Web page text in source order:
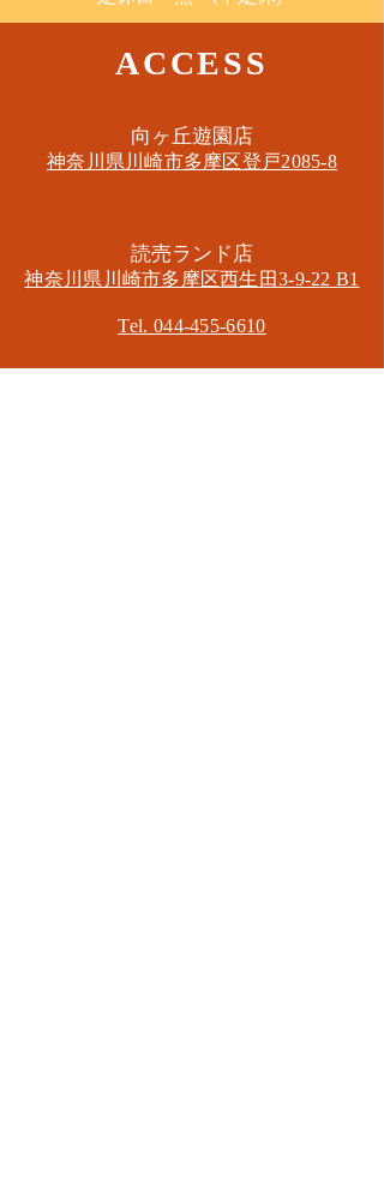
ACCESS
​向ヶ丘遊園店
神奈川県川崎市多摩区​登戸2085-8
​読売ランド店
神奈川県川崎市多摩区​西生田3-9-22 B1
Tel. 044-455-6610